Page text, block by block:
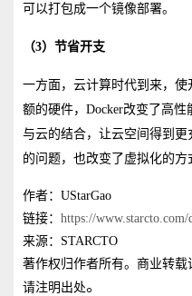
可以打包成一个镜像部署。
（3）节省开支
一方面，云计算时代到来，
额的硬件，Docker改变了高
与云的结合，让云空间得到
的问题，也改变了虚拟化的方
作者：UStarGao
链接： https://www.starcto.com/
来源：STARCTO
著作权归作者所有。商业转
请注明出处。